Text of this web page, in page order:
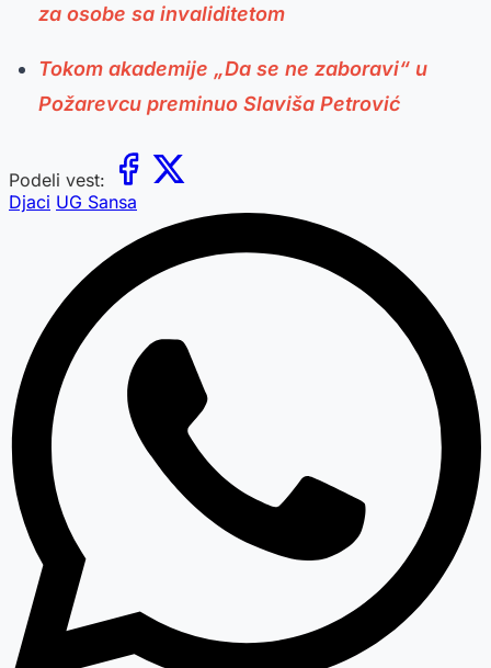
za osobe sa invaliditetom
Tokom akademije „Da se ne zaboravi“ u
Požarevcu preminuo Slaviša Petrović
Podeli vest:
Djaci UG Sansa